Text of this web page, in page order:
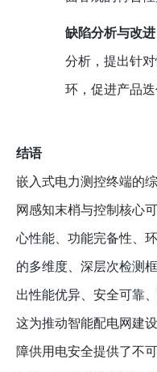
缺陷分析与改进
分析，提出针
环，促进产品迭
结语
嵌入式电力测控终端的
网感知末梢与控制核心
心性能、功能完备性、
的多维度、深层次检测
出性能优异、安全可靠
这为推动智能配电网建
障供用电安全提供了不